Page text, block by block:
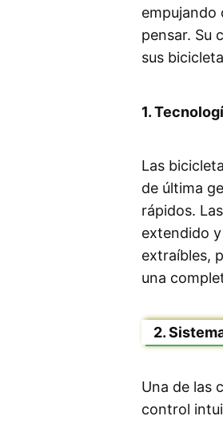
empujando
pensar. Su
sus
1.
Las
de última
rápidos.
extendido
extraíbles,
una
2.
Una de las
control